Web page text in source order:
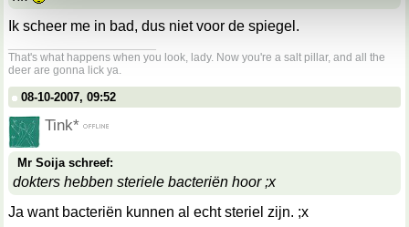
Ik scheer me in bad, dus niet voor de spiegel.
That's what happens when you look, lady. Now you're a salt pillar, and all the
deer are gonna lick ya.
08-10-2007, 09:52
Tink*
Mr Soija schreef:
dokters hebben steriele bacteriën hoor ;x
Ja want bacteriën kunnen al echt steriel zijn. ;x